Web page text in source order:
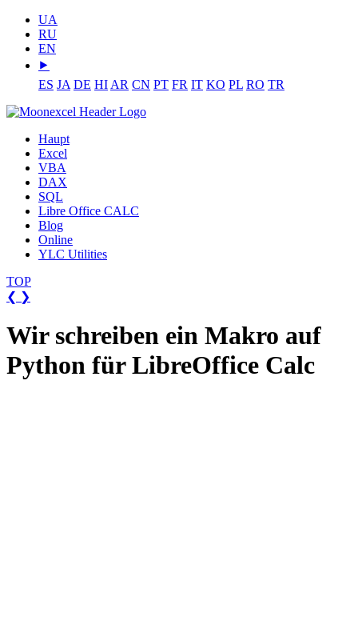
UA
RU
EN
⯈
ES JA DE HI AR CN PT FR IT KO PL RO TR
Haupt
Excel
VBA
DAX
SQL
Libre Office CALC
Blog
Online
YLC Utilities
TOP
❮ ❯
Wir schreiben ein Makro auf
Python für LibreOffice Calc